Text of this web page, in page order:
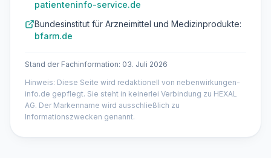
patienteninfo-service.de
Bundesinstitut für Arzneimittel und Medizinprodukte:
bfarm.de
Stand der Fachinformation: 03. Juli 2026
Hinweis: Diese Seite wird redaktionell von nebenwirkungen-
info.de gepflegt. Sie steht in keinerlei Verbindung zu HEXAL
AG. Der Markenname wird ausschließlich zu
Informationszwecken genannt.